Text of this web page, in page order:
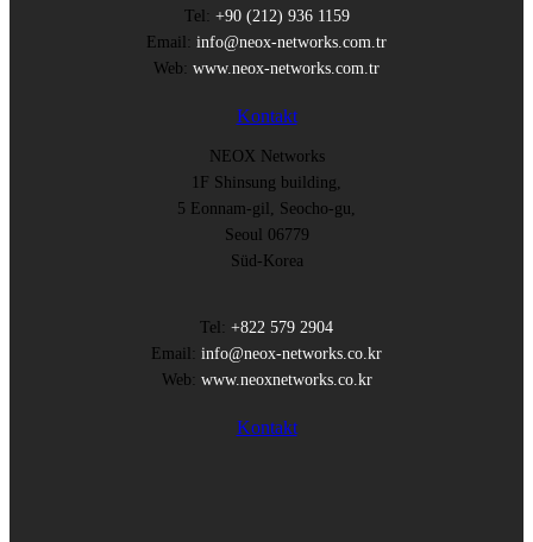
Tel: +90 (212) 936 1159
Email: info@neox-networks.com.tr
Web: www.neox-networks.com.tr
Kontakt
NEOX Networks
1F Shinsung building,
5 Eonnam-gil, Seocho-gu,
Seoul 06779
Süd-Korea
Tel: +822 579 2904
Email: info@neox-networks.co.kr
Web: www.neoxnetworks.co.kr
Kontakt